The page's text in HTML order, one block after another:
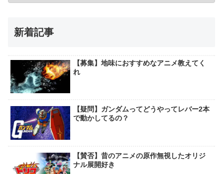
新着記事
【募集】地味におすすめなアニメ教えてく
れ
【疑問】ガンダムってどうやってレバー2本
で動かしてるの？
【賛否】昔のアニメの原作無視したオリジ
ナル展開好き